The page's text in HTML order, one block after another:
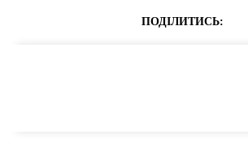
ПОДІЛИТИСЬ: